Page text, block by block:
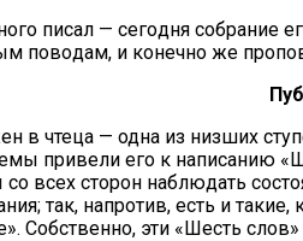
пи­сал — се­го­дня со­бра­ние
по­во­дам, и ко­неч­но же
в чте­ца — од­на из низ­ших
при­ве­ли его к на­пи­са­нию
всех сто­рон на­блю­дать
так, на­про­тив, есть и
Соб­ствен­но, эти «Шесть